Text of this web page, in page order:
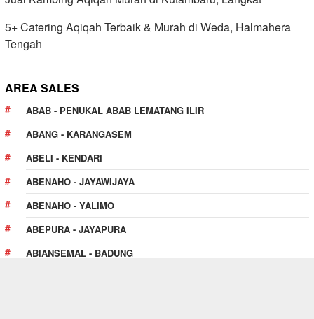
5+ Catering Aqiqah Terbaik & Murah di Weda, Halmahera
Tengah
AREA SALES
ABAB - PENUKAL ABAB LEMATANG ILIR
ABANG - KARANGASEM
ABELI - KENDARI
ABENAHO - JAYAWIJAYA
ABENAHO - YALIMO
ABEPURA - JAYAPURA
ABIANSEMAL - BADUNG